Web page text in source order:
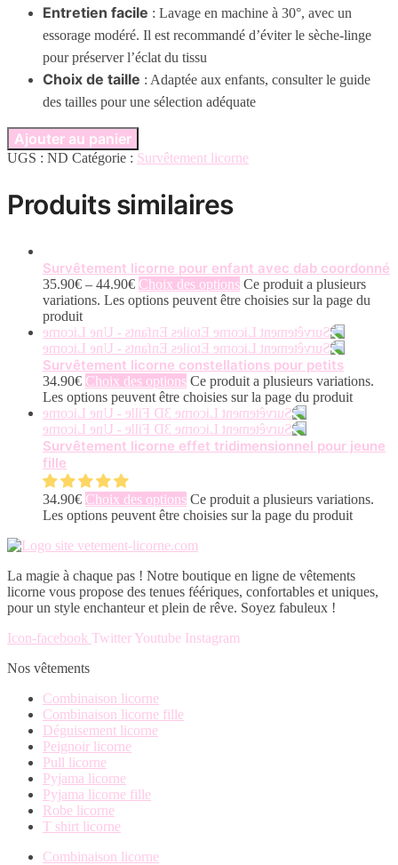
Entretien facile : Lavage en machine à 30°, avec un
essorage modéré. Il est recommandé d’éviter le sèche-linge
pour préserver l’éclat du tissu
Choix de taille : Adaptée aux enfants, consulter le guide
des tailles pour une sélection adéquate
Ajouter au panier
UGS : ND Catégorie : Survêtement licorne
Produits similaires
Survêtement licorne pour enfant avec dab coordonné
35.90€ – 44.90€ Choix des options Ce produit a plusieurs
variations. Les options peuvent être choisies sur la page du
produit
Survêtement licorne constellations pour petits
34.90€ Choix des options Ce produit a plusieurs variations.
Les options peuvent être choisies sur la page du produit
Survêtement licorne effet tridimensionnel pour jeune
fille
34.90€ Choix des options Ce produit a plusieurs variations.
Les options peuvent être choisies sur la page du produit
La magie à chaque pas ! Notre boutique en ligne de vêtements
licorne vous propose des tenues féériques, confortables et uniques,
pour un style enchanteur et plein de rêve. Soyez fabuleux !
Icon-facebook Twitter Youtube Instagram
Nos vêtements
Combinaison licorne
Combinaison licorne fille
Déguisement licorne
Peignoir licorne
Pull licorne
Pyjama licorne
Pyjama licorne fille
Robe licorne
T shirt licorne
Combinaison licorne